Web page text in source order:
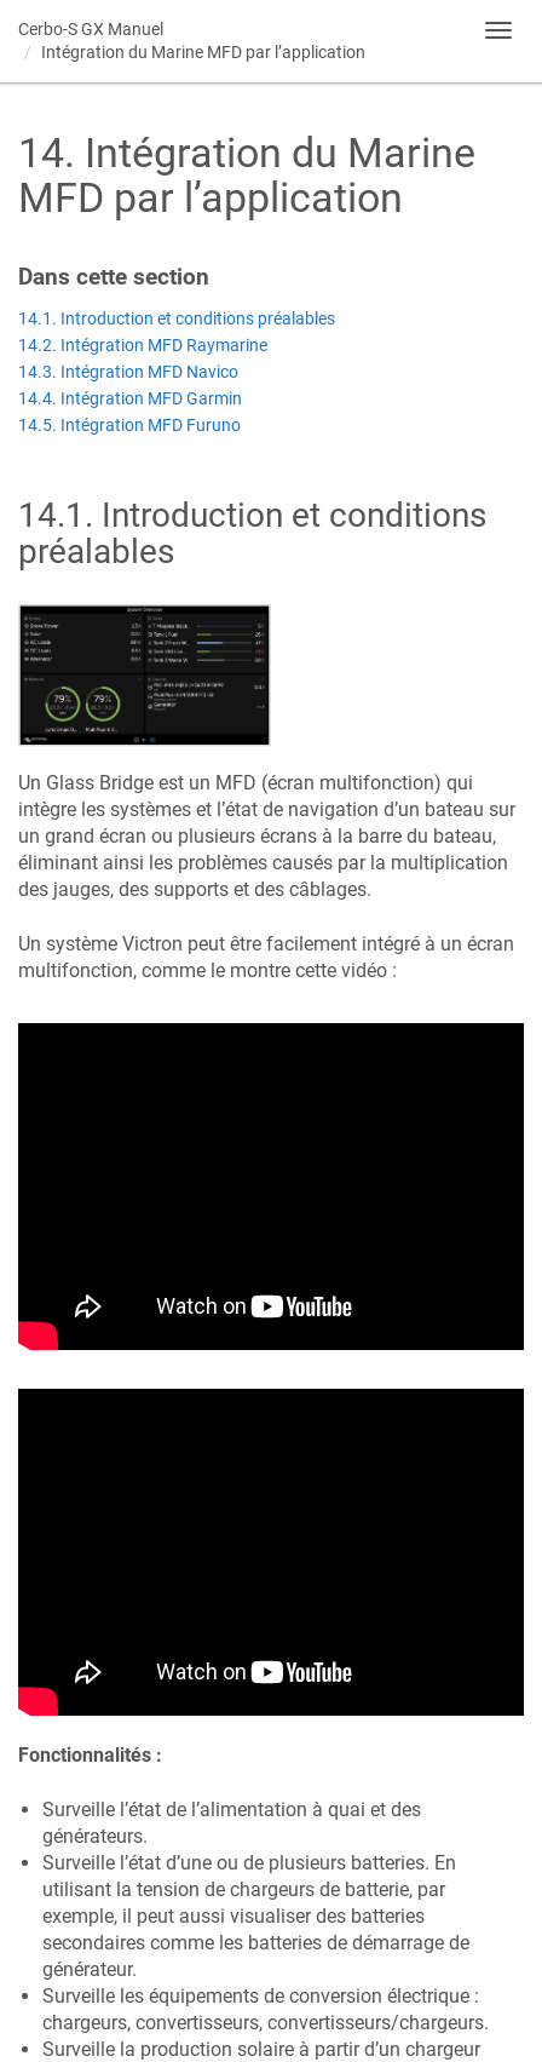
Cerbo-S GX Manuel
Intégration du Marine MFD par l’application
14. Intégration du Marine
MFD par l’application
Dans cette section​
14.1. Introduction et conditions préalables
14.2. Intégration MFD Raymarine
14.3. Intégration MFD Navico
14.4. Intégration MFD Garmin
14.5. Intégration MFD Furuno
14.1 . Introduction et conditions
préalables
Un Glass Bridge est un MFD (écran multifonction) qui
intègre les systèmes et l’état de navigation d’un bateau sur
un grand écran ou plusieurs écrans à la barre du bateau,
éliminant ainsi les problèmes causés par la multiplication
des jauges, des supports et des câblages.
Un système Victron peut être facilement intégré à un écran
multifonction, comme le montre cette vidéo :
Fonctionnalités :
Surveille l’état de l’alimentation à quai et des
générateurs.
Surveille l’état d’une ou de plusieurs batteries. En
utilisant la tension de chargeurs de batterie, par
exemple, il peut aussi visualiser des batteries
secondaires comme les batteries de démarrage de
générateur.
Surveille les équipements de conversion électrique :
chargeurs, convertisseurs, convertisseurs/chargeurs.
Surveille la production solaire à partir d’un chargeur